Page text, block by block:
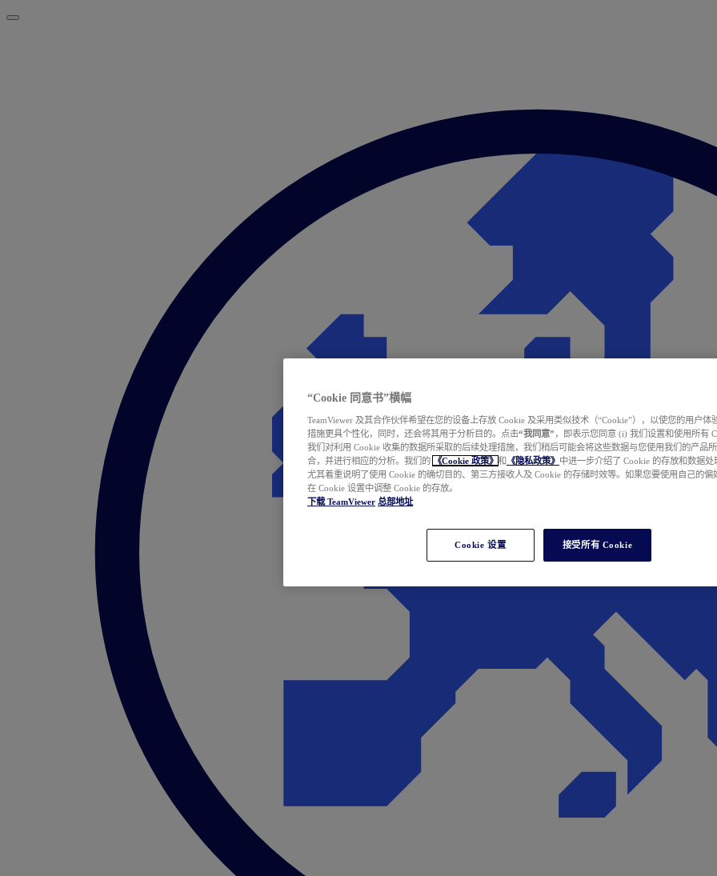
“Cookie 同意书”横幅
TeamViewer 及其合作伙伴希望在您的设备上存放 Cookie 及采用类似技术（“Cookie”），以使您的用户体
措施更具个性化，同时，还会将其用于分析目的。点击“我同意” ，即表示您同意 (i) 我们设置和使用所有
我们对利用 Cookie 收集的数据所采取的后续处理措施，我们稍后可能会将这些数据与您使用我们的产品
合，并进行相应的分析。我们的
《Cookie 政策》 和 《隐私政策》 中进一步介绍了 Cookie 的存放和数据处
尤其着重说明了使用 Cookie 的确切目的、第三方接收人及 Cookie 的存储时效等。如果您要使用自己的偏
在 Cookie 设置中调整 Cookie 的存放。
下载 TeamViewer 总部地址
Cookie 设置 接受所有 Cookie